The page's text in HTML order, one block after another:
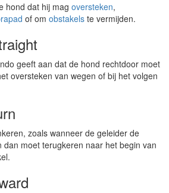
hond dat hij mag oversteken,
of om obstakels te vermijden.
geeft aan dat de hond rechtdoor moet
oversteken van wegen of bij het volgen
zoals wanneer de geleider de
dan moet terugkeren naar het begin van